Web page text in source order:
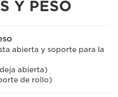
Y PESO
abierta y soporte para la
abierta)
de rollo)